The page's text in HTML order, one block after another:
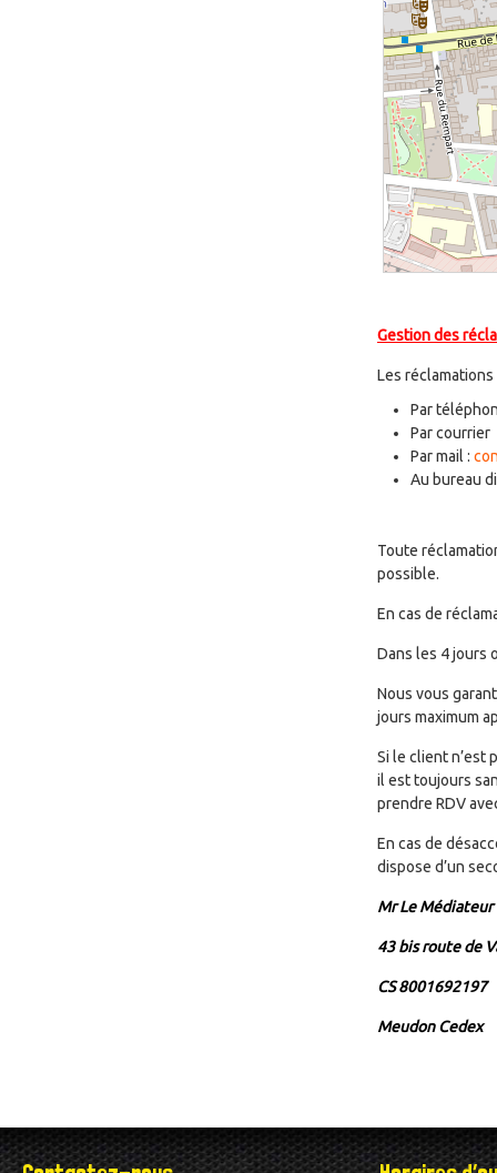
Gestion des
Les
Par
Par courrier
Par mail :
Au bureau
Toute
possible.
En cas de
Dans les 4 jours
Nous vous
jours maximum
Si le client n’est
il est toujours
prendre RDV
En cas de
dispose d’un
Mr Le
43 bis route de
CS 8001692197
Meudon Cedex